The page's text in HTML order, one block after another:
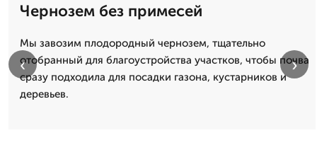
Чернозем без примесей
Мы завозим плодородный чернозем, тщательно
отобранный для благоустройства участков, чтобы почва
сразу подходила для посадки газона, кустарников и
деревьев.
‹ ›